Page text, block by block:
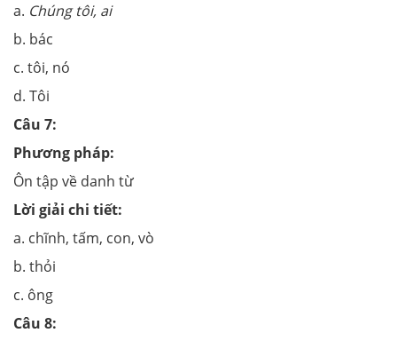
a. Chúng tôi, ai
b. bác
c. tôi, nó
d. Tôi
Câu 7:
Phương pháp:
Ôn tập về danh từ
Lời giải chi tiết:
a. chĩnh, tấm, con, vò
b. thỏi
c. ông
Câu 8: